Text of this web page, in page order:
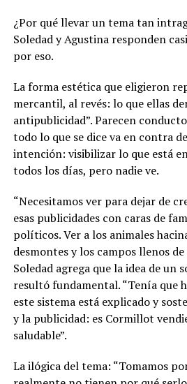
¿Por qué llevar un tema tan
Soledad y Agustina responden
por eso.
La forma estética que eligieron
mercantil, al revés: lo que ellas
antipublicidad”. Parecen
todo lo que se dice va en contra
intención: visibilizar lo que está
todos los días, pero nadie ve.
“Necesitamos ver para dejar de
esas publicidades con caras de
políticos. Ver a los animales
desmontes y los campos llenos de
Soledad agrega que la idea de un
resultó fundamental. “Tenía que
este sistema está explicado y
y la publicidad: es Cormillot
saludable”.
La ilógica del tema: “Tomamos